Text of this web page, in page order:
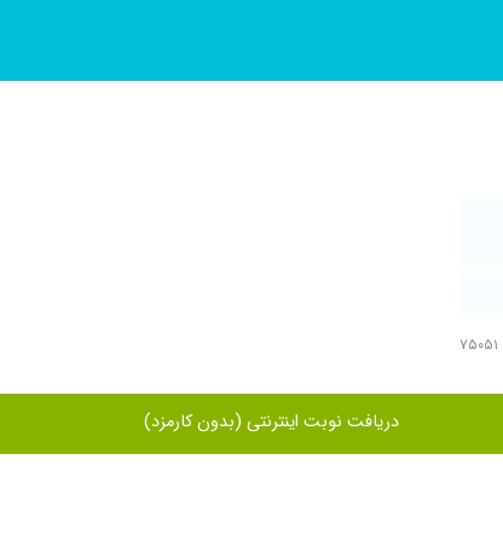
دریافت نوبت اینترنتی (بدون کارمزد)